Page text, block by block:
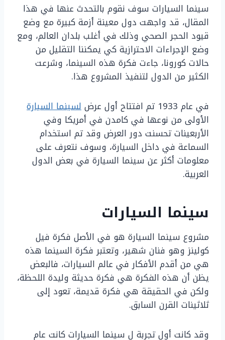
سينما السيارات سوف نقوم بالتحدث عنها في هذا
المقال، قد واجهت دول معينة أزمة كبيرة مع وضع
قيود الحجر الصحي وذلك في أغلب بلدان العالم، ومع
وضع الإجراءات الاحترازية كي يمكننا التقليل من
حالات كورونا، جاءت فكرة هذه السينما، وشرعت
الكثير من الدول لتنفيذ المشروع هذا.
في عام 1933 تم افتتاح أول عرض
لسينما السيارة
الأولى من نوعها في كامدن في أمريكا وفي
الأربعينات تحسنت دور العرض وقد تم استخدام
السماعة في داخل السيارة، وسوف نتعرف على
معلومات أكثر عن سينما السيارة في بعض الدول
العربية.
سينما السيارات
مشروع سينما السيارة هو في الأصل فكرة فيل
كولينز وهو فنان شهير، وتعتبر فكرة السينما هذه
هي من أقدم الأفكار في عالم السيارات، فالبعض
يظن أن هذه الفكرة هي فكرة حديثة وليدة اللحظة،
ولكن في الحقيقة هي فكرة قديمة، تعود إلى
ثلاثينات القرن السابق.
وقد كانت أول تجربة ل سينما السيارات كانت عام